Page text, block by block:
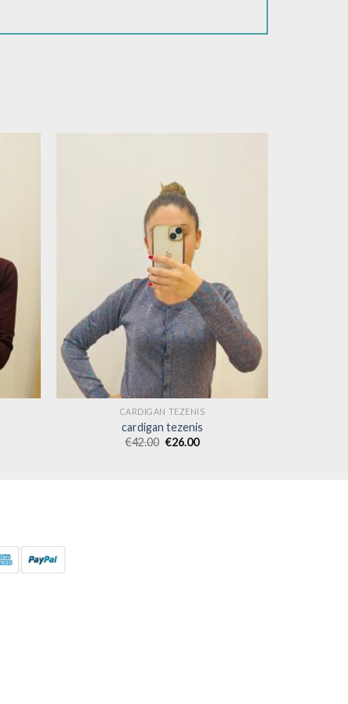
CARDIGAN TEZENIS
cardigan tezenis
€42.00 €26.00